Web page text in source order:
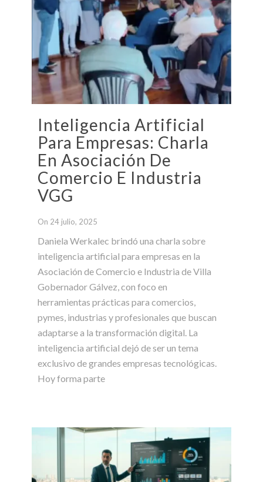
Inteligencia Artificial
Para Empresas: Charla
En Asociación De
Comercio E Industria
VGG
On 24 julio, 2025
Daniela Werkalec brindó una charla sobre
inteligencia artificial para empresas en la
Asociación de Comercio e Industria de Villa
Gobernador Gálvez, con foco en
herramientas prácticas para comercios,
pymes, industrias y profesionales que buscan
adaptarse a la transformación digital. La
inteligencia artificial dejó de ser un tema
exclusivo de grandes empresas tecnológicas.
Hoy forma parte